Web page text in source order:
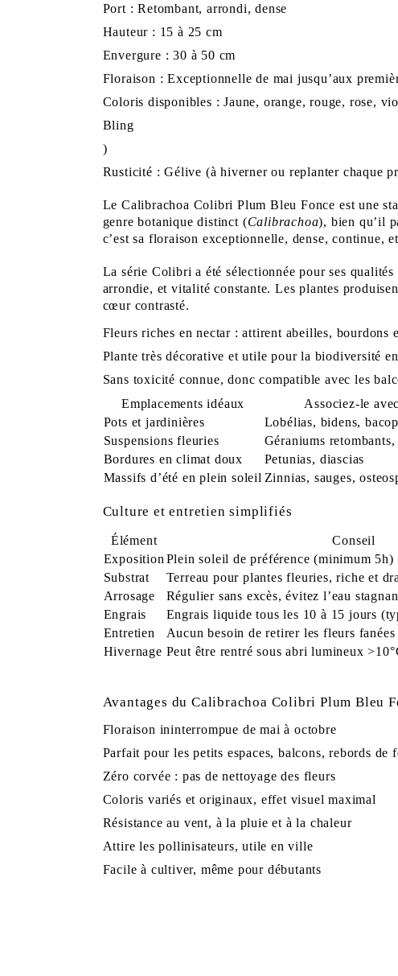
Port : Retombant, arrondi, dense
Hauteur : 15 à 25 cm
Envergure : 30 à 50 cm
Floraison : Exceptionnelle de mai jusqu’aux
Coloris disponibles : Jaune, orange, rouge, rose,
Bling
)
Rusticité : Gélive (à hiverner ou replanter chaque
LeCalibrachoa Colibri Plum Bleu Fonce est une
genre botanique distinct (Calibrachoa), bien qu’il
c’est sa floraison exceptionnelle, dense, continue, et
La série Colibri a été sélectionnée pour ses
arrondie, et vitalité constante. Les plantes
cœur contrasté.
Fleurs riches en nectar : attirent abeilles, bourdons
Plante très décorative et utile pour la biodiversité
Sans toxicité connue, donc compatible avec les
Emplacements idéaux
Associez-le
Pots et jardinières
Lobélias, bidens,
Suspensions fleuries
Géraniums
Bordures en climat doux
Petunias, diascias
Massifs d’été en plein soleil Zinnias, sauges,
Culture et entretien simplifiés
Élément
Conseil
Exposition Plein soleil de préférence (minimum 5h)
Substrat
Terreau pour plantes fleuries, riche et
Arrosage
Régulier sans excès, évitez l’eau
Engrais
Engrais liquide tous les 10 à 15 jours
Entretien
Aucun besoin de retirer les fleurs
Hivernage Peut être rentré sous abri lumineux
Avantages duCalibrachoa Colibri Plum Bleu
Floraison ininterrompue de mai à octobre
Parfait pour les petits espaces, balcons, rebords de
Zéro corvée : pas de nettoyage des fleurs
Coloris variés et originaux, effet visuel maximal
Résistance au vent, à la pluie et à la chaleur
Attire les pollinisateurs, utile en ville
Facile à cultiver, même pour débutants